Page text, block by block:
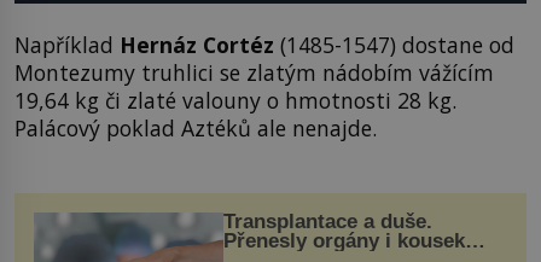
Například Hernáz Cortéz (1485-1547) dostane od
Montezumy truhlici se zlatým nádobím vážícím
19,64 kg či zlaté valouny o hmotnosti 28 kg.
Palácový poklad Aztéků ale nenajde.
Transplantace a duše.
Přenesly orgány i kousek